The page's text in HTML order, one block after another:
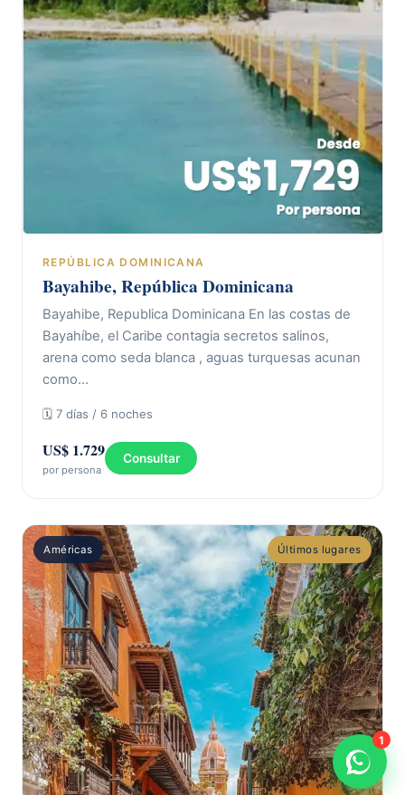
REPÚBLICA DOMINICANA
Bayahibe, República Dominicana
Bayahibe, Republica Dominicana En las costas de
Bayahíbe, el Caribe contagia secretos salinos,
arena como seda blanca , aguas turquesas acunan
como…
🗓 7 días / 6 noches
US$ 1.729
por persona
Consultar
Américas Últimos lugares
1